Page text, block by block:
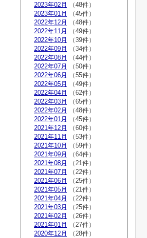
2023年02月
（48件）
2023年01月
（45件）
2022年12月
（48件）
2022年11月
（49件）
2022年10月
（39件）
2022年09月
（34件）
2022年08月
（44件）
2022年07月
（50件）
2022年06月
（55件）
2022年05月
（49件）
2022年04月
（62件）
2022年03月
（65件）
2022年02月
（48件）
2022年01月
（45件）
2021年12月
（60件）
2021年11月
（53件）
2021年10月
（59件）
2021年09月
（64件）
2021年08月
（21件）
2021年07月
（22件）
2021年06月
（25件）
2021年05月
（21件）
2021年04月
（22件）
2021年03月
（25件）
2021年02月
（26件）
2021年01月
（27件）
2020年12月
（28件）